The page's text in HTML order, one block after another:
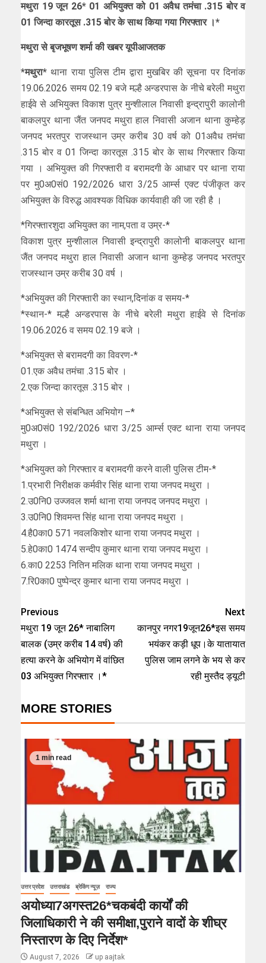
मथुरा 19 जून 26* 01 अभियुक्त को 01 अवैध तमंचा .315 बोर व
01 जिन्दा कारतूस .315 बोर के साथ किया गया गिरफ्तार ।*
मथुरा से बृजभूषण शर्मा की खबर यूपीआजतक
*मथुरा* थाना राया पुलिस टीम द्वारा मुखबिर की सूचना पर दिनांक
19.06.2026 समय 02.19 बजे मल्है अन्डरपास के नीचे बरेली मथुरा
हाईवे से अभियुक्त विकाश पुत्र मुन्शीलाल निवासी इन्द्रापुरी कालोनी
बाकलपुर थाना जैंत जनपद मथुरा हाल निवासी अजान थाना कुम्हेड़
जनपद भरतपुर राजस्थान उम्र करीब 30 वर्ष को 01अवैध तमंचा
.315 बोर व 01 जिन्दा कारतूस .315 बोर के साथ गिरफ्तार किया
गया । अभियुक्त की गिरफ्तारी व बरामदगी के आधार पर थाना राया
पर मु0अ0सं0 192/2026 धारा 3/25 आर्म्स एक्ट पंजीकृत कर
अभियुक्त के विरुद्ध आवश्यक विधिक कार्यवाही की जा रही है ।
*गिरफ्तारशुदा अभियुक्त का नाम,पता व उम्र-*
विकाश पुत्र मुन्शीलाल निवासी इन्द्रापुरी कालोनी बाकलपुर थाना
जैंत जनपद मथुरा हाल निवासी अजान थाना कुम्हेड़ जनपद भरतपुर
राजस्थान उम्र करीब 30 वर्ष ।
*अभियुक्त की गिरफ्तारी का स्थान,दिनांक व समय-*
*स्थान-* मल्है अन्डरपास के नीचे बरेली मथुरा हाईवे से दिनांक
19.06.2026 व समय 02.19 बजे ।
*अभियुक्त से बरामदगी का विवरण-*
01.एक अवैध तमंचा .315 बोर ।
2.एक जिन्दा कारतूस .315 बोर ।
*अभियुक्त से संबन्धित अभियोग –*
मु0अ0सं0 192/2026 धारा 3/25 आर्म्स एक्ट थाना राया जनपद
मथुरा ।
*अभियुक्त को गिरफ्तार व बरामदगी करने वाली पुलिस टीम-*
1.प्रभारी निरीक्षक कर्मवीर सिंह थाना राया जनपद मथुरा ।
2.उ0नि0 उज्जवल शर्मा थाना राया जनपद जनपद मथुरा ।
3.उ0नि0 शिवमन्त सिंह थाना राया जनपद मथुरा ।
4.है0का0 571 नवलकिशोर थाना राया जनपद मथुरा ।
5.हे0का0 1474 सन्दीप कुमार थाना राया जनपद मथुरा ।
6.का0 2253 नितिन मलिक थाना राया जनपद मथुरा ।
7.रि0का0 पुष्पेन्द्र कुमार थाना राया जनपद मथुरा ।
Previous
मथुरा 19 जून 26* नाबालिग
बालक (उम्र करीब 14 वर्ष) की
हत्या करने के अभियोग में वांछित
03 अभियुक्त गिरफ्तार ।*
Next
कानपुर नगर19जून26*इस समय
भयंकर कड़ी धूप।के यातायात
पुलिस जाम लगने के भय से कर
रही मुस्तैद ड्यूटी
MORE STORIES
1 min read
उत्तर प्रदेश उत्तराखंड ब्रेकिंग न्यूज़ राज्य
अयोध्या7अगस्त26*चकबंदी कार्यों की
जिलाधिकारी ने की समीक्षा,पुराने वादों के शीघ्र
निस्तारण के दिए निर्देश*
August 7, 2026 up aajtak